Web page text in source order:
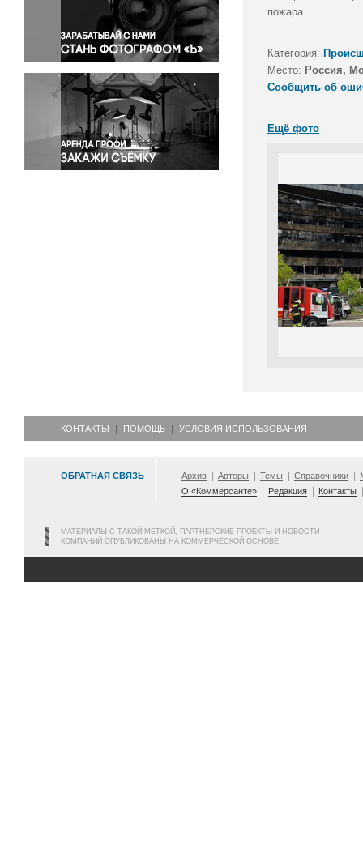
Правосудие
Происшествия и конфликты
Религия
Светская жизнь
Спорт
Экология
Экономика и бизнес
пожара.
Категория:
Место: Россия,
Сообщить об
Ещё фото
КОНТАКТЫ ПОМОЩЬ УСЛОВИЯ ИСПОЛЬЗОВАНИЯ
ОБРАТНАЯ СВЯЗЬ Архив Авторы Темы Справочники
О «Коммерсанте»
Редакция Контакты
МАТЕРИАЛЫ С ТАКОЙ МЕТКОЙ, ПАРТНЕРСКИЕ ПРОЕКТЫ И НОВОСТИ
КОМПАНИЙ ОПУБЛИКОВАНЫ НА КОММЕРЧЕСКОЙ ОСНОВЕ